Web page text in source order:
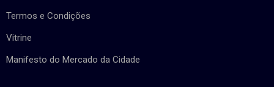
Termos e Condições
Vitrine
Manifesto do Mercado da Cidade